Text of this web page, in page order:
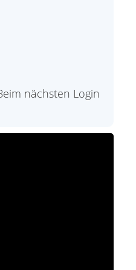
nächsten Login